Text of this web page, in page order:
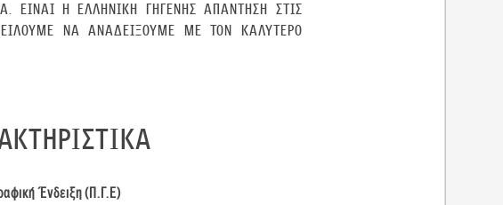
ΕΊΝΑΙ Η ΕΛΛΗΝΙΚΉ ΓΗΓΕΝΉΣ ΑΠΆΝΤΗΣΗ ΣΤΙΣ
ΝΑ ΑΝΑΔΕΊΞΟΥΜΕ ΜΕ ΤΟΝ ΚΑΛΎΤΕΡΟ
Ένδειξη (Π.Γ.Ε)